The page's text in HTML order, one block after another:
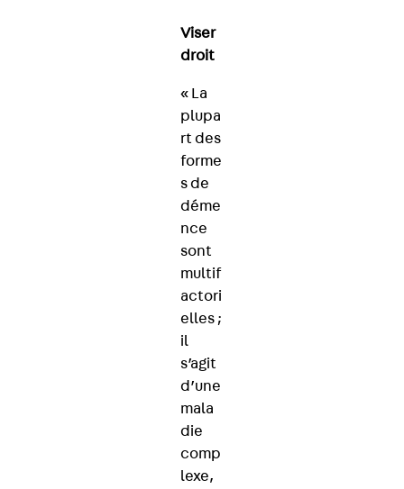
Viser
droit
« La
plupa
rt des
forme
s de
déme
nce
sont
multif
actori
elles ;
il
s’agit
d’une
mala
die
comp
lexe,